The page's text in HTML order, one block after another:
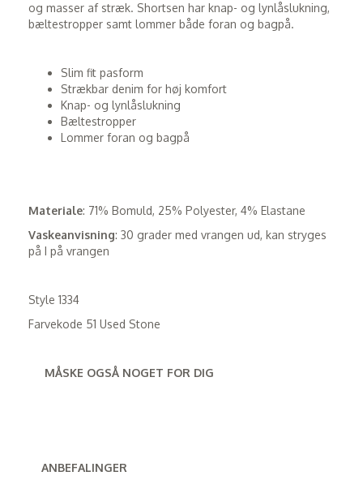
og masser af stræk. Shortsen har knap- og lynlåslukning,
bæltestropper samt lommer både foran og bagpå.
Slim fit pasform
Strækbar denim for høj komfort
Knap- og lynlåslukning
Bæltestropper
Lommer foran og bagpå
Materiale: 71% Bomuld, 25% Polyester, 4% Elastane
Vaskeanvisning: 30 grader med vrangen ud, kan stryges
på I på vrangen
Style 1334
Farvekode 51 Used Stone
MÅSKE OGSÅ NOGET FOR DIG
ANBEFALINGER